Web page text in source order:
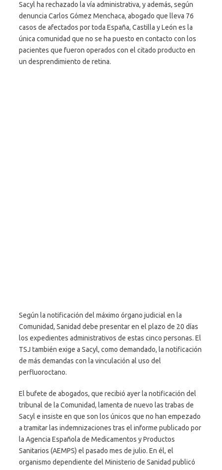
Sacyl ha rechazado la vía administrativa, y además, según
denuncia Carlos Gómez Menchaca, abogado que lleva 76
casos de afectados por toda España, Castilla y León es la
única comunidad que no se ha puesto en contacto con los
pacientes que fueron operados con el citado producto en
un desprendimiento de retina.
Según la notificación del máximo órgano judicial en la
Comunidad, Sanidad debe presentar en el plazo de 20 días
los expedientes administrativos de estas cinco personas. El
TSJ también exige a Sacyl, como demandado, la notificación
de más demandas con la vinculación al uso del
perfluoroctano.
El bufete de abogados, que recibió ayer la notificación del
tribunal de la Comunidad, lamenta de nuevo las trabas de
Sacyl e insiste en que son los únicos que no han empezado
a tramitar las indemnizaciones tras el informe publicado por
la Agencia Española de Medicamentos y Productos
Sanitarios (AEMPS) el pasado mes de julio. En él, el
organismo dependiente del Ministerio de Sanidad publicó